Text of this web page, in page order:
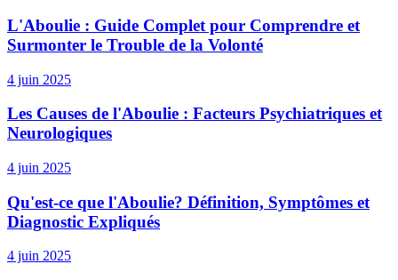
L'Aboulie : Guide Complet pour Comprendre et
Surmonter le Trouble de la Volonté
4 juin 2025
Les Causes de l'Aboulie : Facteurs Psychiatriques et
Neurologiques
4 juin 2025
Qu'est-ce que l'Aboulie? Définition, Symptômes et
Diagnostic Expliqués
4 juin 2025